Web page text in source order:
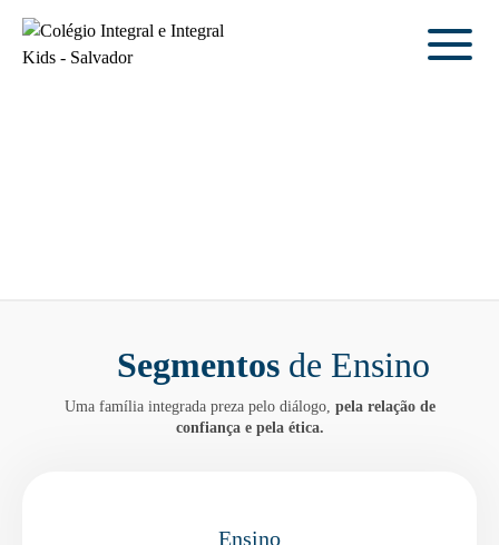
Segmentos de Ensino
Uma família integrada preza pelo diálogo, pela relação de
confiança e pela ética.
Ensino